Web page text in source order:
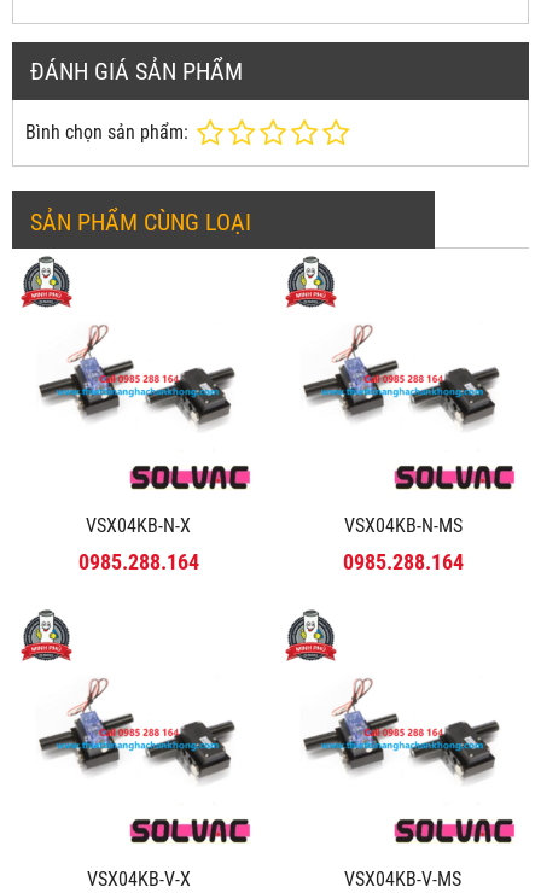
ĐÁNH GIÁ SẢN PHẨM
Bình chọn sản phẩm:
SẢN PHẨM CÙNG LOẠI
VSX04KB-N-X
0985.288.164
VSX04KB-N-MS
0985.288.164
VSX04KB-V-X VSX04KB-V-MS